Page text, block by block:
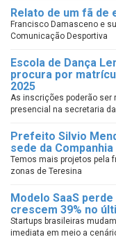
Relato de um fã de
Francisco Damasceno e
Comunicação Desportiva
Escola de Dança
procura por
2025
As inscrições poderão ser
presencial na secretaria
Prefeito Silvio
sede da
Temos mais projetos pela
zonas de Teresina
Modelo SaaS
crescem 39% no
Startups brasileiras
imediata em meio a